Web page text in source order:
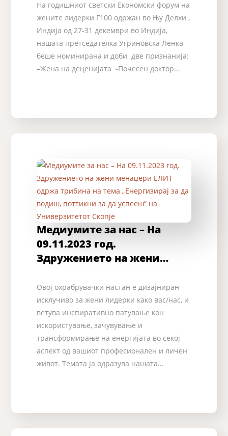
На годишниот светски Економски форум на
жените лидерки Г100 одржан во Њу Делхи ,
Индија од 27-31 декември во Индија,
нашата претседателка Угриновска Ленка
беше номинирана и доби две признанија:
–Жена на деценијата -Пoчесен доктор…
Медиумите за нас – На
09.11.2023 год.
Здружението на жени…
Овој охрабрувачки настан е дизајниран
исклучиво за жени лидерки како вас/нас, и
ветува инспиративно патување кон
искористување, зачувување и
трансформирање на енергијата во секој
аспект од вашиот професионален и личен
живот. Темата ја одразува нашата…